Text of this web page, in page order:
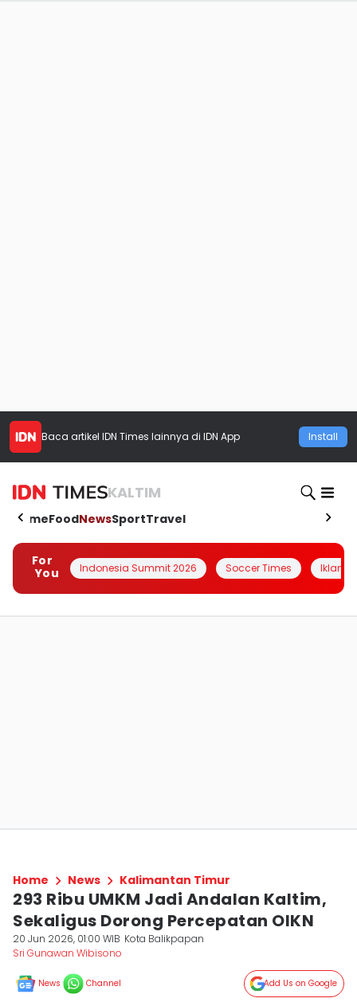
Baca artikel IDN Times lainnya di IDN App Install
KALTIM
HomeFoodNewsSportTravel
For
You
Indonesia Summit 2026 Soccer Times Iklanin
Home News Kalimantan Timur
293 Ribu UMKM Jadi Andalan Kaltim,
Sekaligus Dorong Percepatan OIKN
20 Jun 2026, 01:00 WIB Kota Balikpapan
Sri Gunawan Wibisono
News Channel Add Us on Google